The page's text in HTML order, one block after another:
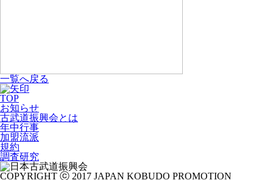
一覧へ戻る
TOP
お知らせ
古武道振興会とは
年中行事
加盟流派
規約
調査研究
COPYRIGHT ⓒ 2017 JAPAN KOBUDO PROMOTION